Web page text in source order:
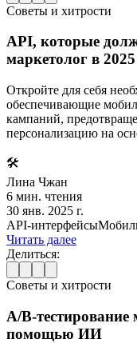
Советы и хитрости
API, которые
маркетолог в
Откройте для себя
обеспечивающие
кампаний,
персонализацию на
🛠️
Лина Чжан
6 мин. чтения
30 янв. 2025 г.
API-интерфейсы
Читать далее
Делиться:
Советы и хитрости
A/B-
помощью ИИ